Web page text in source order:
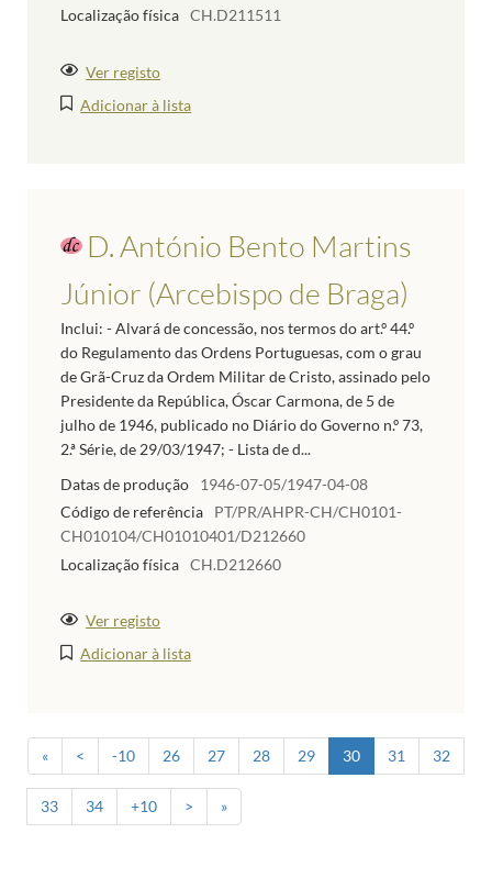
Localização física CH.D211511
Ver registo
Adicionar à lista
D. António Bento Martins
Júnior (Arcebispo de Braga)
Inclui: - Alvará de concessão, nos termos do art.º 44.º
do Regulamento das Ordens Portuguesas, com o grau
de Grã-Cruz da Ordem Militar de Cristo, assinado pelo
Presidente da República, Óscar Carmona, de 5 de
julho de 1946, publicado no Diário do Governo n.º 73,
2.ª Série, de 29/03/1947; - Lista de d...
Datas de produção
1946-07-05/1947-04-08
Código de referência
PT/PR/AHPR-CH/CH0101-
CH010104/CH01010401/D212660
Localização física CH.D212660
Ver registo
Adicionar à lista
« < -10 26 27 28 29 30 31 32
33 34 +10 > »